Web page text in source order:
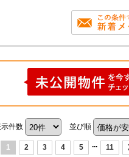
件数 並び順
1 2 3 4 5 ... 11